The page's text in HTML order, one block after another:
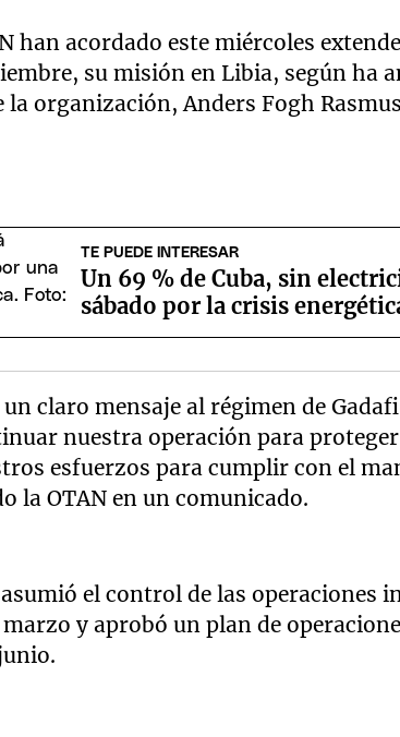
han acordado este miércoles
su misión en Libia, según ha
la organización, Anders Fogh
TE PUEDE INTERESAR
Un 69 % de Cuba, sin
sábado por la crisis
claro mensaje al régimen de
nuestra operación para
esfuerzos para cumplir con el
la OTAN en un comunicado.
el control de las operaciones
marzo y aprobó un plan de